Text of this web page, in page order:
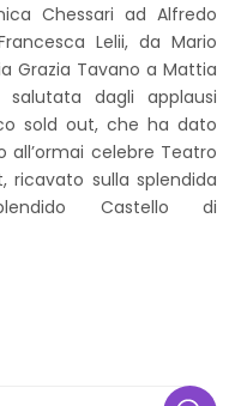
Chessari ad Alfredo
Lelii, da Mario
Grazia Tavano a Mattia
salutata dagli applausi
sold out, che ha dato
all’ormai celebre Teatro
ricavato sulla splendida
Castello di